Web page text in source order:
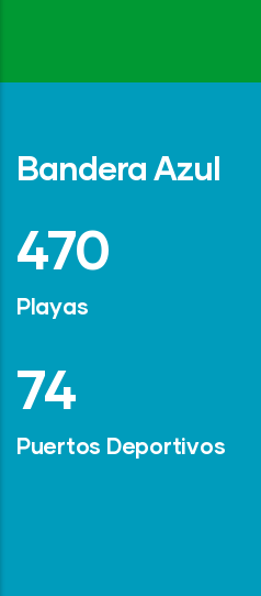
Bandera Azul
642
Playas
101
Puertos Deportivos